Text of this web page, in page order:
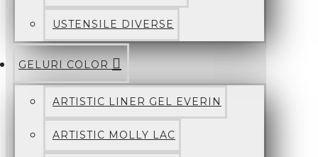
USTENSILE DIVERSE
GELURI COLOR
ARTISTIC LINER GEL EVERIN
ARTISTIC MOLLY LAC